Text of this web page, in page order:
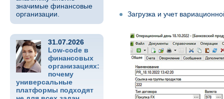
значимые финансовые
организации.
31.07.2026
Low-code в
финансовых
организациях:
почему
универсальные
платформы подходят
Загрузка и учет